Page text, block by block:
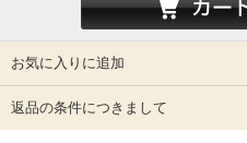
お気に入りに追加
返品の条件につきまして